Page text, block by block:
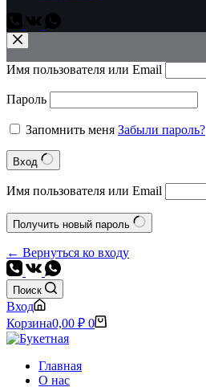
Имя пользователя или Email
Пароль
Запомнить меня Забыли пароль?
Вход
Имя пользователя или Email
Получить новый пароль
← Вернуться ко входу
Поиск
Вход
Корзина0,00 ₽ 0
Главная
О нас